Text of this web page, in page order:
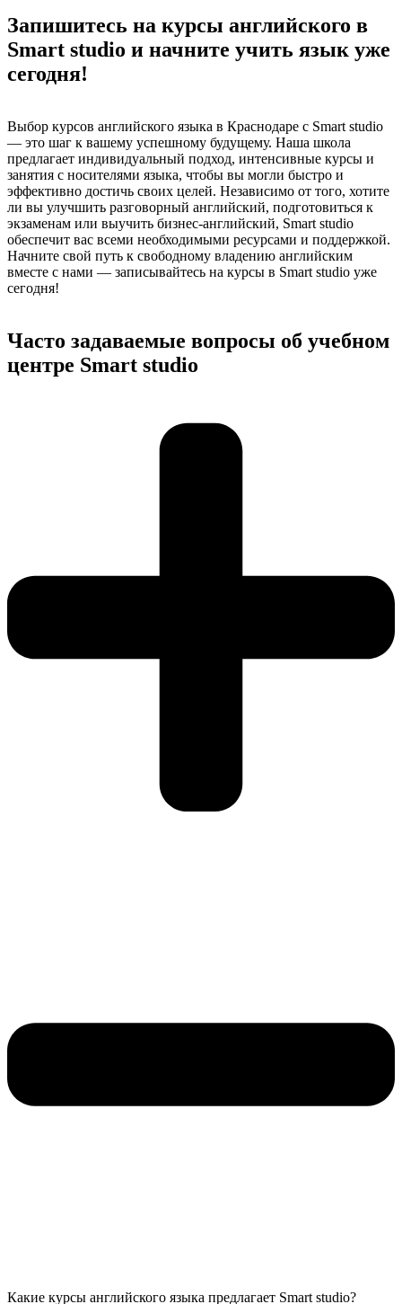
Запишитесь на курсы английского в
Smart studio и начните учить язык уже
сегодня!
Выбор курсов английского языка в Краснодаре с Smart studio
— это шаг к вашему успешному будущему. Наша школа
предлагает индивидуальный подход, интенсивные курсы и
занятия с носителями языка, чтобы вы могли быстро и
эффективно достичь своих целей. Независимо от того, хотите
ли вы улучшить разговорный английский, подготовиться к
экзаменам или выучить бизнес-английский, Smart studio
обеспечит вас всеми необходимыми ресурсами и поддержкой.
Начните свой путь к свободному владению английским
вместе с нами — записывайтесь на курсы в Smart studio уже
сегодня!
Часто задаваемые вопросы об учебном
центре Smart studio
Какие курсы английского языка предлагает Smart studio?